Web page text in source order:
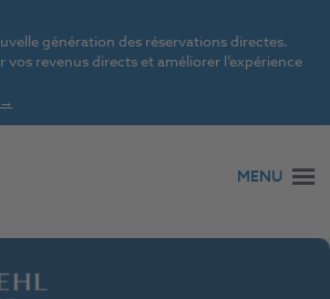
génération des réservations directes.
revenus directs et améliorer l’expérience
MENU